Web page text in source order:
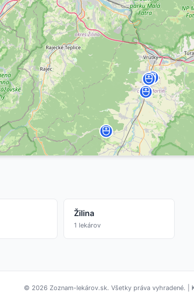
Žilina
1 lekárov
© 2026 Zoznam-lekárov.sk. Všetky práva vyhradené. |